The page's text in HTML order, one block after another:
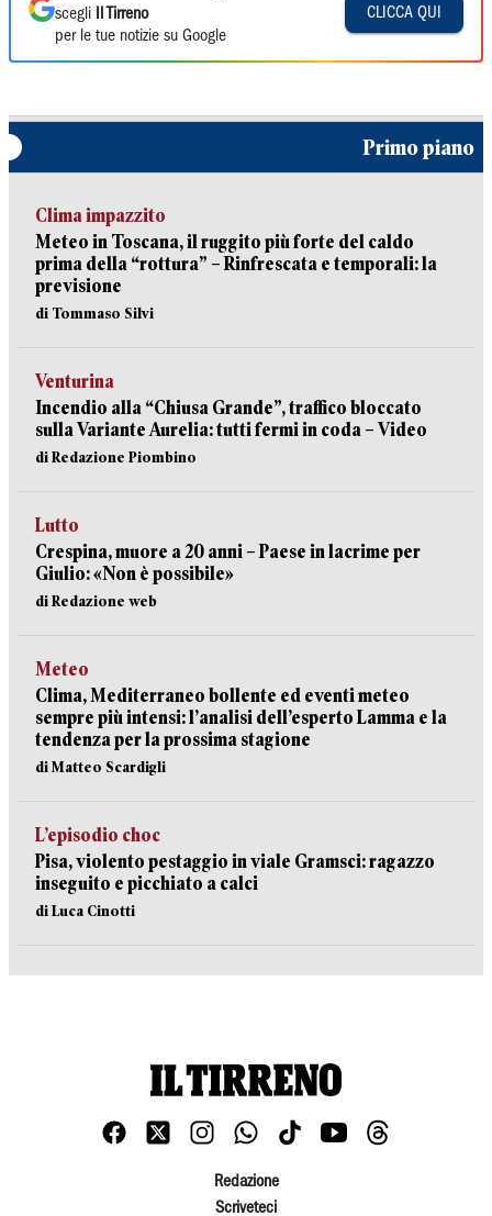
scegli
Il Tirreno
per le tue notizie su Google
CLICCA QUI
Primo piano
Clima impazzito
Meteo in Toscana, il ruggito più forte del caldo
prima della “rottura” – Rinfrescata e temporali: la
previsione
di Tommaso Silvi
Venturina
Incendio alla “Chiusa Grande”, traffico bloccato
sulla Variante Aurelia: tutti fermi in coda – Video
di Redazione Piombino
Lutto
Crespina, muore a 20 anni – Paese in lacrime per
Giulio: «Non è possibile»
di Redazione web
Meteo
Clima, Mediterraneo bollente ed eventi meteo
sempre più intensi: l’analisi dell’esperto Lamma e la
tendenza per la prossima stagione
di Matteo Scardigli
L’episodio choc
Pisa, violento pestaggio in viale Gramsci: ragazzo
inseguito e picchiato a calci
di Luca Cinotti
Redazione
Scriveteci